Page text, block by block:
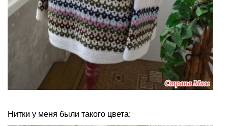
Нитки у меня были такого цвета: